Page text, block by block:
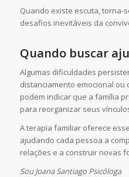
Quando existe escuta, torna-
desafios inevitáveis da
Quando buscar
Algumas dificuldades
distanciamento emocional ou
podem indicar que a família
para reorganizar seus
A terapia familiar oferece
ajudando cada pessoa a
relações e a construir novas
Sou Joana Santiago Psicóloga